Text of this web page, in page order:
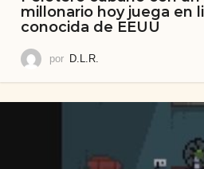
millonario hoy juega en
conocida de EEUU
por D.L.R.